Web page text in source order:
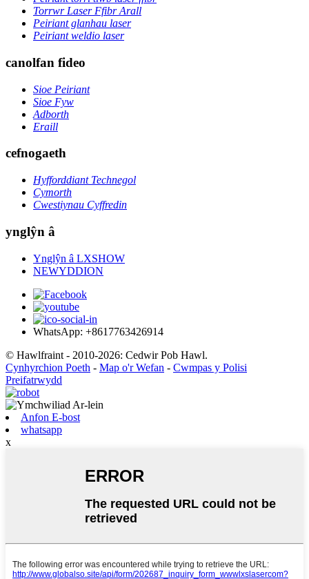
Torrwr Laser Ffibr Arall
Peiriant glanhau laser
Peiriant weldio laser
canolfan fideo
Sioe Peiriant
Sioe Fyw
Adborth
Eraill
cefnogaeth
Hyfforddiant Technegol
Cymorth
Cwestiynau Cyffredin
ynglŷn â
Ynglŷn â LXSHOW
NEWYDDION
WhatsApp: +8617763426914
© Hawlfraint - 2010-2026: Cedwir Pob Hawl.
Cynhyrchion Poeth - Map o'r Wefan - Cwmpas y Polisi
Preifatrwydd
Anfon E-bost
whatsapp
x